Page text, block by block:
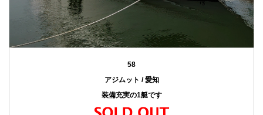
58
アジムット / 愛知
装備充実の1艇です